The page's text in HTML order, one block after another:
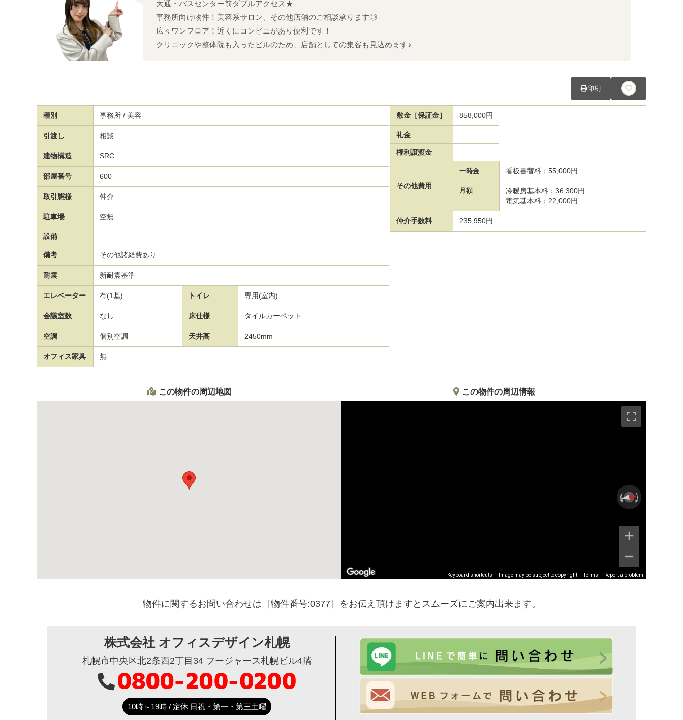
大通・バスセンター前ダブルアクセス★
事務所向け物件！美容系サロン、その他店舗のご相談承ります◎
広々ワンフロア！近くにコンビニがあり便利です！
クリニックや整体院も入ったビルのため、店舗としての集客も見込めます♪
印刷
種別 事務所 / 美容
引渡し 相談
建物構造 SRC
部屋番号 600
取引態様 仲介
駐車場 空無
設備
備考 その他諸経費あり
耐震 新耐震基準
エレベーター 有(1基) トイレ 専用(室内)
会議室数 なし 床仕様 タイルカーペット
空調 個別空調 天井高 2450mm
オフィス家具 無
敷金［保証金］ 858,000円
礼金
権利譲渡金
その他費用
一時金 看板書替料：55,000円
月額
冷暖房基本料：36,300円
電気基本料：22,000円
仲介手数料 235,950円
この物件の周辺地図 この物件の周辺情報
Keyboard shortcuts Image may be subject to copyright Terms Report a problem
物件に関するお問い合わせは［物件番号:0377］をお伝え頂けますとスムーズにご案内出来ます。
株式会社 オフィスデザイン札幌
札幌市中央区北2条西2丁目34 フージャース札幌ビル4階
10時～19時 / 定休 日祝・第一・第三土曜